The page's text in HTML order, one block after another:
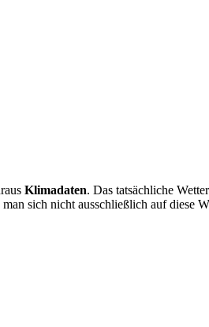
Klimadaten. Das tatsächliche
sich nicht ausschließlich auf diese